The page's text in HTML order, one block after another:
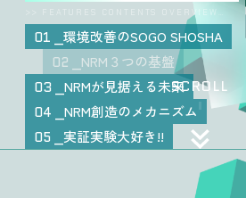
>> FEATURES CONTENTS OVERVIEW…
01
環境改善のSOGO SHOSHA
02
NRM３つの基盤
03
NRMが見据える未来
04
NRM創造のメカニズム
05
実証実験大好き!!
SCROLL